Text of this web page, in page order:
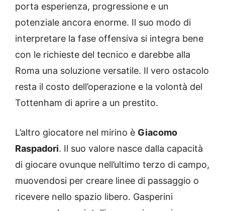
porta esperienza, progressione e un
potenziale ancora enorme. Il suo modo di
interpretare la fase offensiva si integra bene
con le richieste del tecnico e darebbe alla
Roma una soluzione versatile. Il vero ostacolo
resta il costo dell’operazione e la volontà del
Tottenham di aprire a un prestito.
L’altro giocatore nel mirino è Giacomo
Raspadori. Il suo valore nasce dalla capacità
di giocare ovunque nell’ultimo terzo di campo,
muovendosi per creare linee di passaggio o
ricevere nello spazio libero. Gasperini